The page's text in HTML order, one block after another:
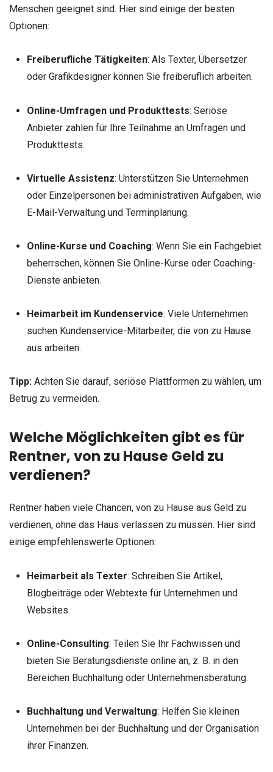
Menschen geeignet sind. Hier sind einige der besten
Optionen:
Freiberufliche Tätigkeiten: Als Texter, Übersetzer
oder Grafikdesigner können Sie freiberuflich arbeiten.
Online-Umfragen und Produkttests: Seriöse
Anbieter zahlen für Ihre Teilnahme an Umfragen und
Produkttests.
Virtuelle Assistenz: Unterstützen Sie Unternehmen
oder Einzelpersonen bei administrativen Aufgaben, wie
E-Mail-Verwaltung und Terminplanung.
Online-Kurse und Coaching: Wenn Sie ein Fachgebiet
beherrschen, können Sie Online-Kurse oder Coaching-
Dienste anbieten.
Heimarbeit im Kundenservice: Viele Unternehmen
suchen Kundenservice-Mitarbeiter, die von zu Hause
aus arbeiten.
Tipp: Achten Sie darauf, seriöse Plattformen zu wählen, um
Betrug zu vermeiden.
Welche Möglichkeiten gibt es für
Rentner, von zu Hause Geld zu
verdienen?
Rentner haben viele Chancen, von zu Hause aus Geld zu
verdienen, ohne das Haus verlassen zu müssen. Hier sind
einige empfehlenswerte Optionen:
Heimarbeit als Texter: Schreiben Sie Artikel,
Blogbeiträge oder Webtexte für Unternehmen und
Websites.
Online-Consulting: Teilen Sie Ihr Fachwissen und
bieten Sie Beratungsdienste online an, z. B. in den
Bereichen Buchhaltung oder Unternehmensberatung.
Buchhaltung und Verwaltung: Helfen Sie kleinen
Unternehmen bei der Buchhaltung und der Organisation
ihrer Finanzen.